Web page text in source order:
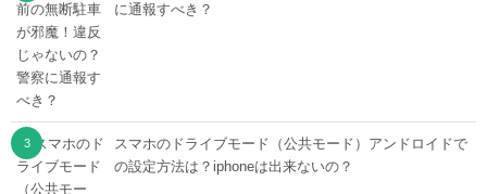
に通報すべき？
スマホのドライブモード（公共モード）アンドロイドで
の設定方法は？iphoneは出来ないの？